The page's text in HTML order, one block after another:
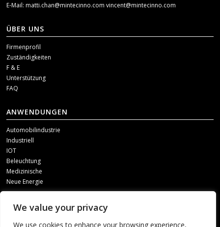
We value your privacy
We use cookies to enhance your browsing experience,
E-Mail:matti.chan@mintecinno.comvincent@mintecinno.com
ÜBER UNS
Firmenprofil
Zuständigkeiten
F & E
Unterstützung
FAQ
ANWENDUNGEN
Automobilindustrie
Industriell
IOT
Beleuchtung
Medizinische
Neue Energie
SOZIALE MEDIEN
Um unsere Updates zu erhalten, kontaktieren Sie uns bitte über einen der